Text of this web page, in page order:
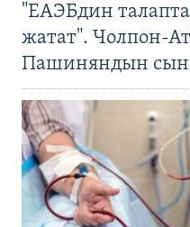
"ЕАЭБдин
жатат". Чолпон-
Пашиняндын